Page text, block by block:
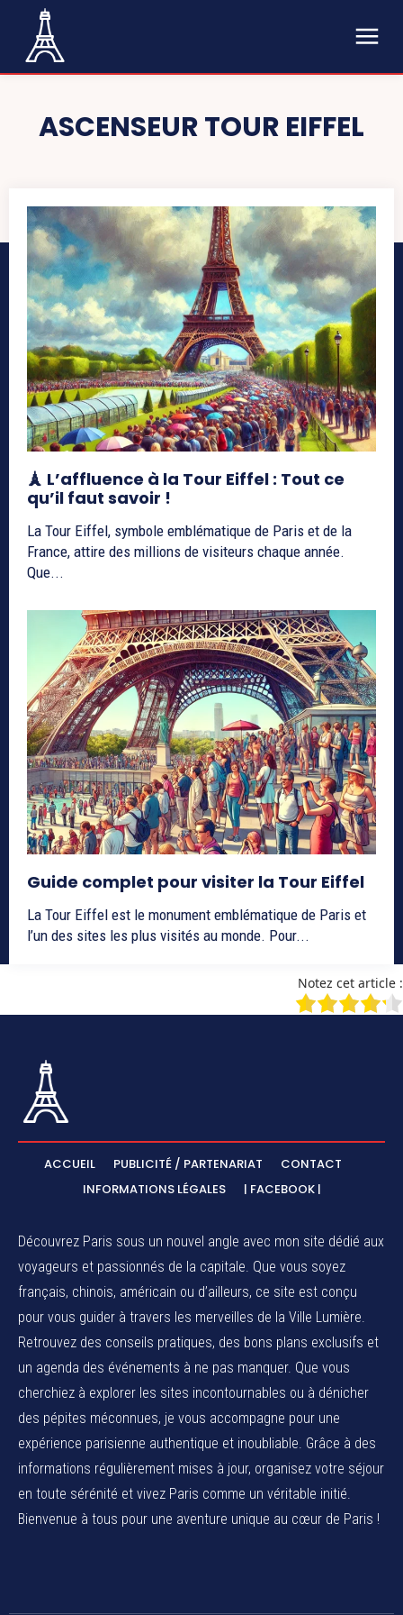
ASCENSEUR TOUR EIFFEL
🗼 L’affluence à la Tour Eiffel : Tout ce
qu’il faut savoir !
La Tour Eiffel, symbole emblématique de Paris et de la
France, attire des millions de visiteurs chaque année.
Que...
Guide complet pour visiter la Tour Eiffel
La Tour Eiffel est le monument emblématique de Paris et
l’un des sites les plus visités au monde. Pour...
Notez cet article :
ACCUEIL PUBLICITÉ / PARTENARIAT
CONTACT
INFORMATIONS LÉGALES
| FACEBOOK |
Découvrez Paris sous un nouvel angle avec mon site dédié aux
voyageurs et passionnés de la capitale. Que vous soyez
français, chinois, américain ou d’ailleurs, ce site est conçu
pour vous guider à travers les merveilles de la Ville Lumière.
Retrouvez des conseils pratiques, des bons plans exclusifs et
un agenda des événements à ne pas manquer. Que vous
cherchiez à explorer les sites incontournables ou à dénicher
des pépites méconnues, je vous accompagne pour une
expérience parisienne authentique et inoubliable. Grâce à des
informations régulièrement mises à jour, organisez votre séjour
en toute sérénité et vivez Paris comme un véritable initié.
Bienvenue à tous pour une aventure unique au cœur de Paris !